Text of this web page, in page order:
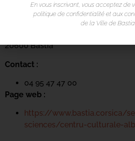
Centru culturale Alb’Oru
20600 Bastia
Contact :
04 95 47 47 00
Page web :
https://www.bastia.corsica/
sciences/centru-culturale-
En vous inscrivant, vous acceptez de
politique de confidentialité et aux
de la Ville de Bastia.